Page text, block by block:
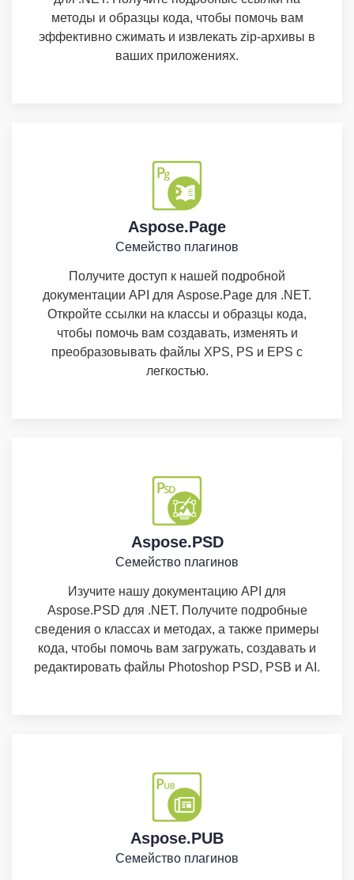
методы и образцы кода, чтобы помочь вам
эффективно сжимать и извлекать zip-архивы в
ваших приложениях.
Aspose.Page
Семейство плагинов
Получите доступ к нашей подробной
документации API для Aspose.Page для .NET.
Откройте ссылки на классы и образцы кода,
чтобы помочь вам создавать, изменять и
преобразовывать файлы XPS, PS и EPS с
легкостью.
Aspose.PSD
Семейство плагинов
Изучите нашу документацию API для
Aspose.PSD для .NET. Получите подробные
сведения о классах и методах, а также примеры
кода, чтобы помочь вам загружать, создавать и
редактировать файлы Photoshop PSD, PSB и AI.
Aspose.PUB
Семейство плагинов